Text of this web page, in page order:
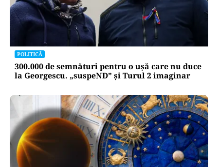
POLITICĂ
300.000 de semnături pentru o ușă care nu duce
la Georgescu. „suspeND” și Turul 2 imaginar